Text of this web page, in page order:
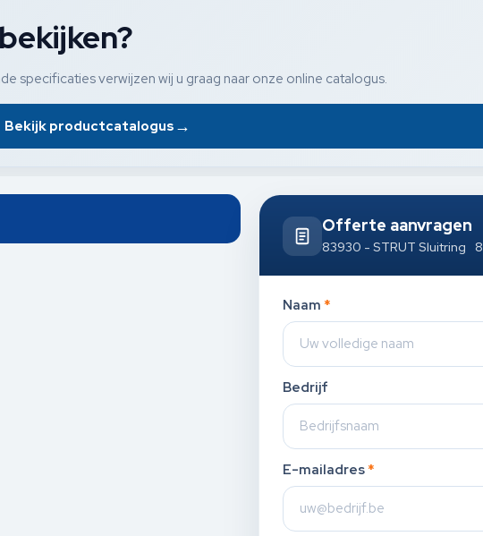
specificaties verwijzen wij u graag naar onze online catalogus.
Bekijk productcatalogus →
Offerte aanvragen
83930 - STRUT Sluitring 8
Naam *
Bedrijf
E-mailadres *